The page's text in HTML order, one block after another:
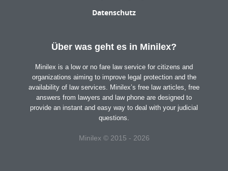
Datenschutz
Über was geht es in Minilex?
Minilex is a low or no fare law service for citizens and
organizations aiming to improve legal protection and the
availability of law services. Minilex’s free law articles, free
answers from lawyers and law phone are designed to
provide an instant and easy way to deal with your judicial
questions.
Minilex © 2015 - 2026